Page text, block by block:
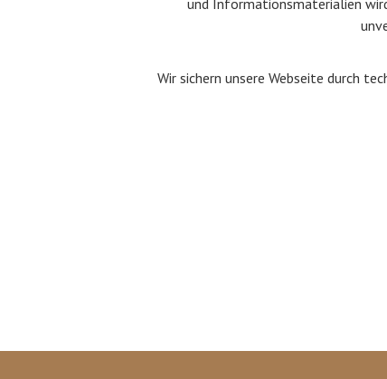
und Informationsmaterialien
Wir sichern unsere Webseite durch